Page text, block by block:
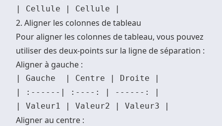
2. Aligner les colonnes de tableau
Pour aligner les colonnes de tableau, vous pouvez
utiliser des deux-points sur la ligne de séparation :
Aligner à gauche :
| Gauche  | Centre | Droite |
| :------| :----: | ------: |
Aligner au centre :